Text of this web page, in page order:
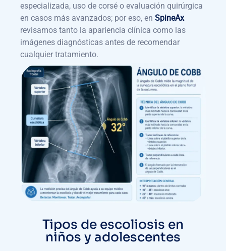
especializada, uso de corsé o evaluación quirúrgica
en casos más avanzados; por eso, en SpineAx
revisamos tanto la apariencia clínica como las
imágenes diagnósticas antes de recomendar
cualquier tratamiento.
Tipos de escoliosis en
niños y adolescentes